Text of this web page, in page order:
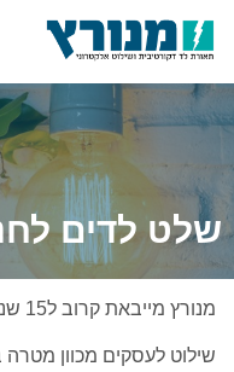
שלט לדים
מנורץ מייבאת קרוב ל15 שנה שלטים אלקטרונים ומסכים.
שילוט לעסקים מכוון